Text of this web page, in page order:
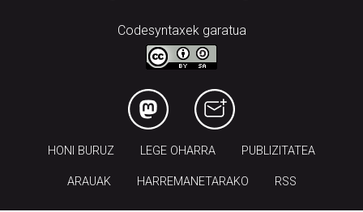
Codesyntaxek garatua
HONI BURUZ LEGE OHARRA PUBLIZITATEA
ARAUAK HARREMANETARAKO RSS